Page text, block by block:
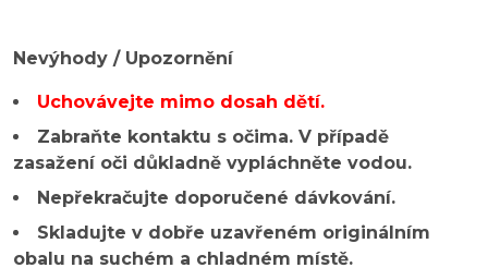
Nevýhody / Upozornění
Uchovávejte mimo dosah dětí.
Zabraňte kontaktu s očima. V případě
zasažení oči důkladně vypláchněte vodou.
Nepřekračujte doporučené dávkování.
Skladujte v dobře uzavřeném originálním
obalu na suchém a chladném místě.